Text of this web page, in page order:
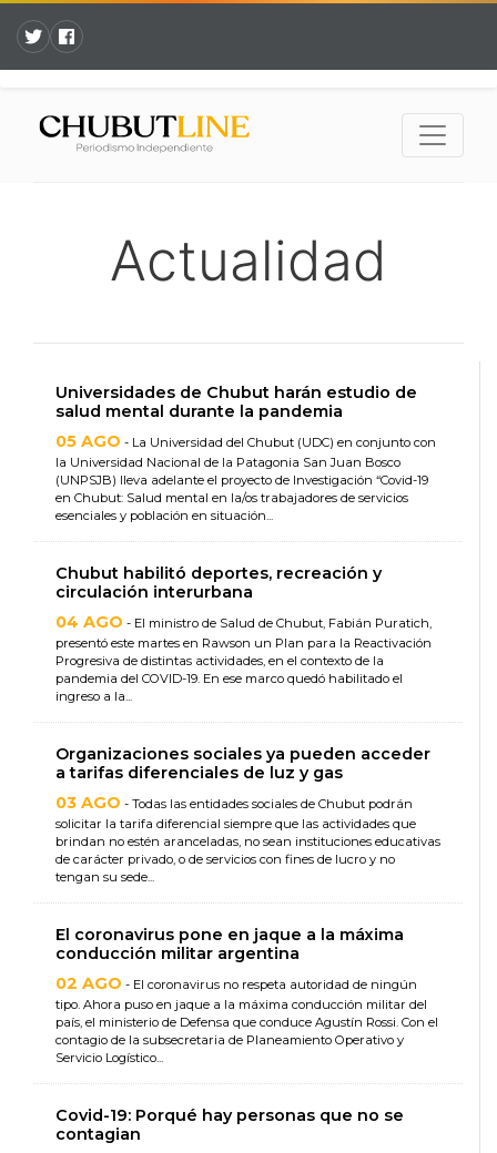
Actualidad
Universidades de Chubut harán estudio de
salud mental durante la pandemia
05 AGO - La Universidad del Chubut (UDC) en conjunto con
la Universidad Nacional de la Patagonia San Juan Bosco
(UNPSJB) lleva adelante el proyecto de Investigación “Covid-19
en Chubut: Salud mental en la/os trabajadores de servicios
esenciales y población en situación...
Chubut habilitó deportes, recreación y
circulación interurbana
04 AGO - El ministro de Salud de Chubut, Fabián Puratich,
presentó este martes en Rawson un Plan para la Reactivación
Progresiva de distintas actividades, en el contexto de la
pandemia del COVID-19. En ese marco quedó habilitado el
ingreso a la...
Organizaciones sociales ya pueden acceder
a tarifas diferenciales de luz y gas
03 AGO - Todas las entidades sociales de Chubut podrán
solicitar la tarifa diferencial siempre que las actividades que
brindan no estén aranceladas, no sean instituciones educativas
de carácter privado, o de servicios con fines de lucro y no
tengan su sede...
El coronavirus pone en jaque a la máxima
conducción militar argentina
02 AGO - El coronavirus no respeta autoridad de ningún
tipo. Ahora puso en jaque a la máxima conducción militar del
país, el ministerio de Defensa que conduce Agustín Rossi. Con el
contagio de la subsecretaria de Planeamiento Operativo y
Servicio Logístico...
Covid-19: Porqué hay personas que no se
contagian